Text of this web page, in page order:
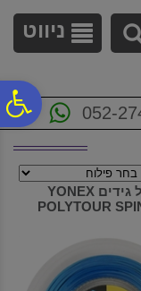
ניווט
052-
סליל גידים YONEX
POLYTOUR